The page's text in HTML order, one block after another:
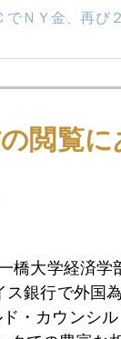
でＮＹ金、再び
するＮＹ金
閲覧
橋大学経済
銀行で外国
・カウンシ